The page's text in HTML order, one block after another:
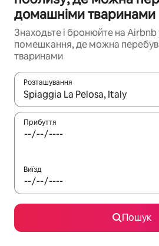
домашніми тваринами
Знаходьте і бронюйте на Airbnb
помешкання, де можна
тваринами
Розташування
Отримавши результати пошуку,
Прибуття
Виїзд
Пошук